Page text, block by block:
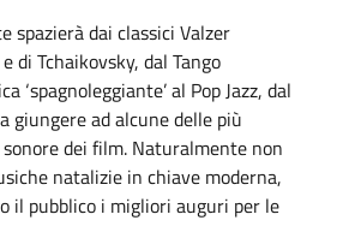
spazierà dai classici Valzer
di Tchaikovsky, dal Tango
‘spagnoleggiante’ al Pop Jazz, dal
giungere ad alcune delle più
dei film. Naturalmente non
natalizie in chiave moderna,
il pubblico i migliori auguri per le